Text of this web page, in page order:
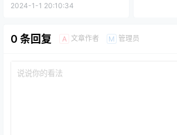
2024-1-1 20:10:34
0 条回复 A 文章作者 M 管理员